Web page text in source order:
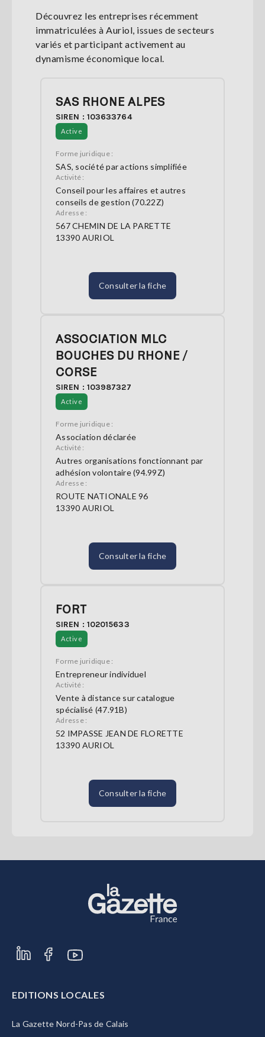
Découvrez les entreprises récemment
immatriculées à Auriol, issues de secteurs
variés et participant activement au
dynamisme économique local.
SAS RHONE ALPES
SIREN : 103633764
Active
Forme juridique :
SAS, société par actions simplifiée
Activité :
Conseil pour les affaires et autres
conseils de gestion (70.22Z)
Adresse :
567 CHEMIN DE LA PARETTE
13390 AURIOL
Consulter la fiche
ASSOCIATION MLC
BOUCHES DU RHONE /
CORSE
SIREN : 103987327
Active
Forme juridique :
Association déclarée
Activité :
Autres organisations fonctionnant par
adhésion volontaire (94.99Z)
Adresse :
ROUTE NATIONALE 96
13390 AURIOL
Consulter la fiche
FORT
SIREN : 102015633
Active
Forme juridique :
Entrepreneur individuel
Activité :
Vente à distance sur catalogue
spécialisé (47.91B)
Adresse :
52 IMPASSE JEAN DE FLORETTE
13390 AURIOL
Consulter la fiche
EDITIONS LOCALES
La Gazette Nord-Pas de Calais